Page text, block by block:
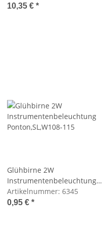
10,35 € *
Glühbirne 2W
Instrumentenbeleuchtung
Ponton,SL,W108-115
Artikelnummer: 6345
0,95 € *